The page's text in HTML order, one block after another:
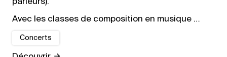
parleurs).
Avec les classes de composition en musique …
Concerts